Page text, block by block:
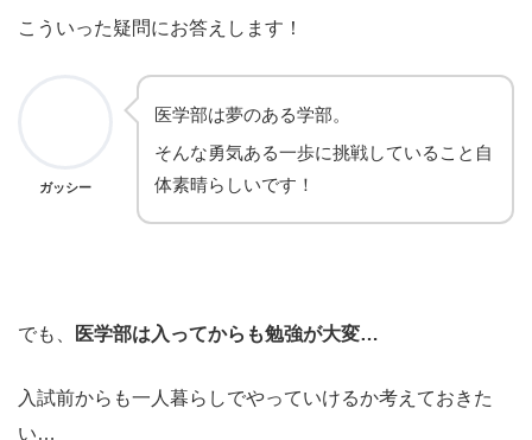
こういった疑問にお答えします！
ガッシー
医学部は夢のある学部。
そんな勇気ある一歩に挑戦していること自
体素晴らしいです！
でも、 医学部は入ってからも勉強が大変…
入試前からも一人暮らしでやっていけるか考えておきた
い…